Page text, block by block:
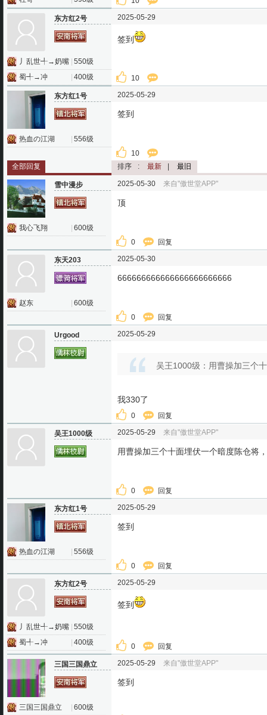
东方红2号
丿乱世╃→奶嘴 550级
蜀╃→冲
400级
2025-05-29
签到
10
东方红1号
热血の江湖 556级
2025-05-29
签到
10
全部回复
排序 : 最新 最旧
雪中漫步
我心飞翔 600级
2025-05-30 来自"傲世堂APP"
顶
0 回复
东天203
赵东 600级
2025-05-30
666666666666666666666666
0 回复
Urgood 2025-05-29
吴王1000级：用曹操加三个
我330了
0 回复
吴王1000级 2025-05-29 来自"傲世堂APP"
用曹操加三个十面埋伏一个暗度陈仓将
0 回复
东方红1号
热血の江湖 556级
2025-05-29
签到
0 回复
东方红2号
丿乱世╃→奶嘴 550级
蜀╃→冲
400级
2025-05-29
签到
0 回复
三国三国鼎立
三国三国鼎立 600级
2025-05-29 来自"傲世堂APP"
签到